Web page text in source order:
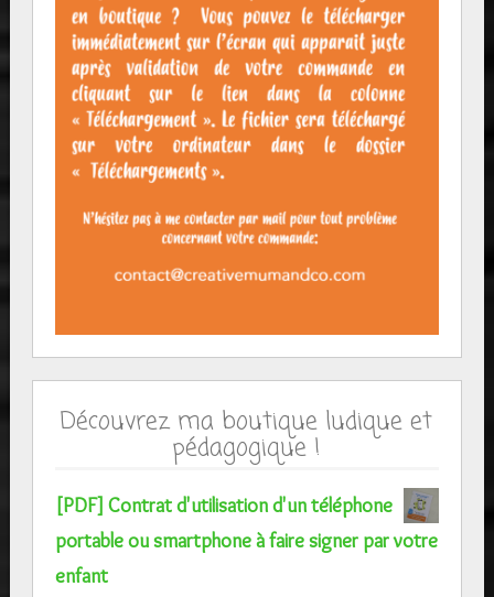
Découvrez ma boutique ludique et
pédagogique !
[PDF] Contrat d'utilisation d'un téléphone
portable ou smartphone à faire signer par votre
enfant